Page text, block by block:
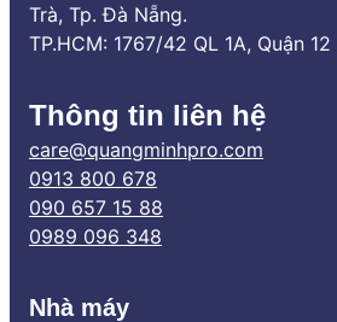
Trà, Tp. Đà Nẵng.
TP.HCM: 1767/42 QL 1A, Quận 12
Thông tin liên hệ
care@quangminhpro.com
0913 800 678
090 657 15 88
0989 096 348
Nhà máy